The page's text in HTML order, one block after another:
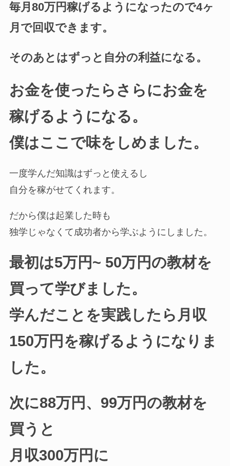
毎月80万円稼げるようになったので4ヶ
月で回収できます。
そのあとはずっと自分の利益になる。
お金を使ったらさらにお金を
稼げるようになる。
僕はここで味をしめました。
一度学んだ知識はずっと使えるし
自分を稼がせてくれます。
だから僕は起業した時も
独学じゃなくて成功者から学ぶようにしました。
最初は5万円~ 50万円の教材を
買って学びました。
学んだことを実践したら月収
150万円を稼げるようになりま
した。
次に88万円、99万円の教材を
買うと
月収300万円に